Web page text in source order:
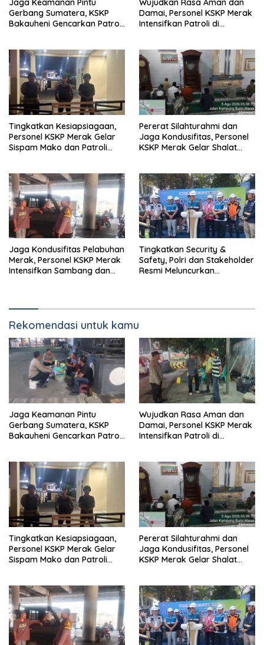
Jaga Keamanan Pintu
Gerbang Sumatera, KSKP
Bakauheni Gencarkan Patroli
Wujudkan Rasa Aman dan
Damai, Personel KSKP Merak
Intensifkan Patroli di
Tingkatkan Kesiapsiagaan,
Personel KSKP Merak Gelar
Sispam Mako dan Patroli
Pererat Silahturahmi dan
Jaga Kondusifitas, Personel
KSKP Merak Gelar Shalat
Jaga Kondusifitas Pelabuhan
Merak, Personel KSKP Merak
Intensifkan Sambang dan
Tingkatkan Security &
Safety, Polri dan Stakeholder
Resmi Meluncurkan
Rekomendasi untuk kamu
Jaga Keamanan Pintu
Gerbang Sumatera, KSKP
Bakauheni Gencarkan Patroli
Wujudkan Rasa Aman dan
Damai, Personel KSKP Merak
Intensifkan Patroli di
Tingkatkan Kesiapsiagaan,
Personel KSKP Merak Gelar
Sispam Mako dan Patroli
Pererat Silahturahmi dan
Jaga Kondusifitas, Personel
KSKP Merak Gelar Shalat